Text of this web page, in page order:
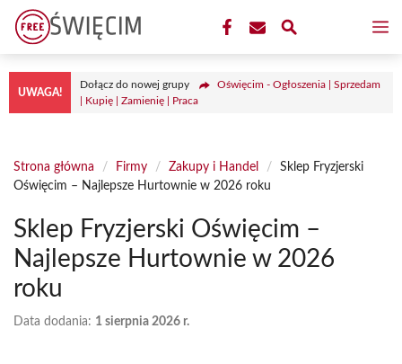
Przejdź
treści
UWAGA!
Dołącz do nowej grupy
Oświęcim - Ogłoszenia | Sprzedam
| Kupię | Zamienię | Praca
Strona główna / Firmy / Zakupy i Handel /
Sklep Fryzjerski
Oświęcim – Najlepsze Hurtownie w 2026 roku
Sklep Fryzjerski Oświęcim –
Najlepsze Hurtownie w 2026
roku
Data dodania: 1 sierpnia 2026 r.